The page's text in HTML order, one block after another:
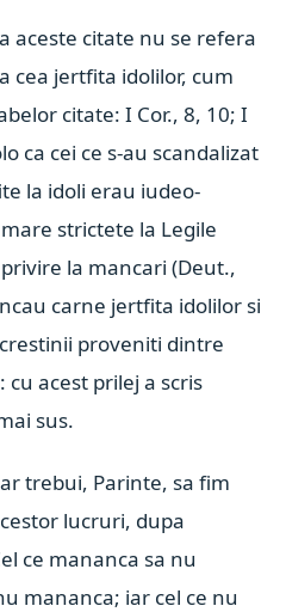
aceste citate nu se refera
cea jertfita idolilor, cum
citate: I Cor., 8, 10; I
ca cei ce s-au scandalizat
la idoli erau iudeo-
strictete la Legile
la mancari (Deut.,
carne jertfita idolilor si
proveniti dintre
acest prilej a scris
sus.
ar trebui, Parinte, sa fim
lucruri, dupa
ce mananca sa nu
mananca; iar cel ce nu